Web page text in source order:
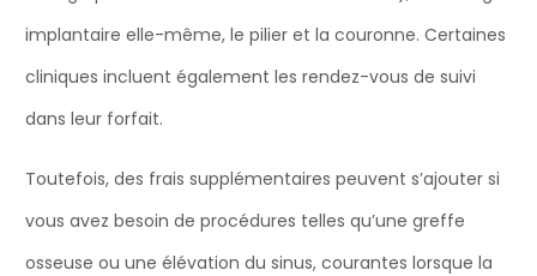
implantaire elle-même, le pilier et la couronne. Certaines
cliniques incluent également les rendez-vous de suivi
dans leur forfait.
Toutefois, des frais supplémentaires peuvent s’ajouter si
vous avez besoin de procédures telles qu’une greffe
osseuse ou une élévation du sinus, courantes lorsque la